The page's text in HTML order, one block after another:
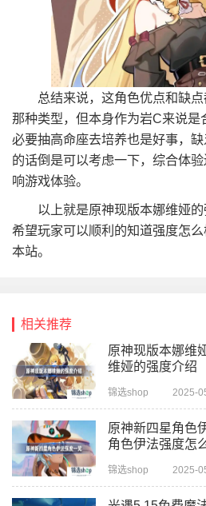
总结来说，这角色优点和缺点
那种类型，但本身作为岩C来说是
必要抽高命座去培养也是好事，
的话倒是可以考虑一下，综合体
响游戏体验。
以上就是原神现版本娜维娅的
希望玩家可以顺利的知道强度怎
本站。
相关推荐
原神现版本娜维
维娅的强度介绍
锦选shop 2025-
原神新四星角色
角色伊法强度怎
锦选shop 2025-